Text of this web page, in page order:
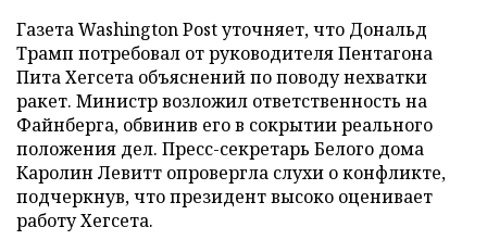
Газета Washington Post уточняет, что Дональд
Трамп потребовал от руководителя Пентагона
Пита Хегсета объяснений по поводу нехватки
ракет. Министр возложил ответственность на
Файнберга, обвинив его в сокрытии реального
положения дел. Пресс-секретарь Белого дома
Каролин Левитт опровергла слухи о конфликте,
подчеркнув, что президент высоко оценивает
работу Хегсета.